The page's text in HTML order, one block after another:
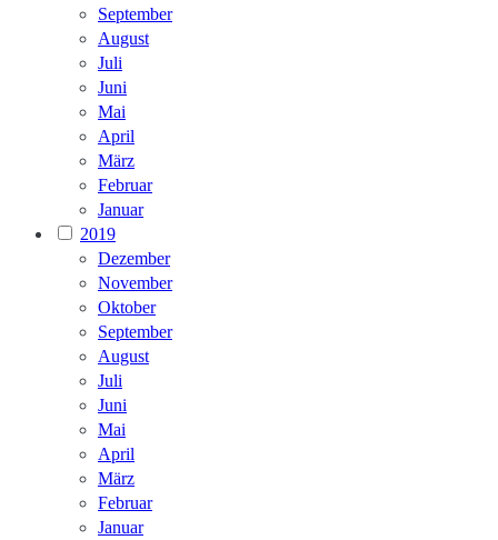
September
August
Juli
Juni
Mai
April
März
Februar
Januar
2019
Dezember
November
Oktober
September
August
Juli
Juni
Mai
April
März
Februar
Januar